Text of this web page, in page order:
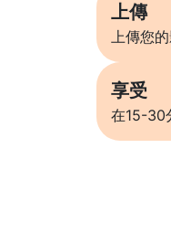
上傳
上傳您
享受
在15-30